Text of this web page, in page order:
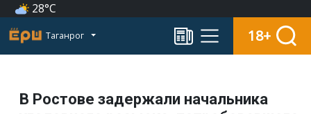
28°C
Таганрог 18+
В Ростове задержали начальника